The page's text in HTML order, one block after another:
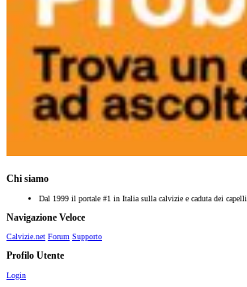
Chi siamo
Dal 1999 il portale #1 in Italia sulla calvizie e caduta dei capelli
Navigazione Veloce
Calvizie.net Forum Supporto
Profilo Utente
Login